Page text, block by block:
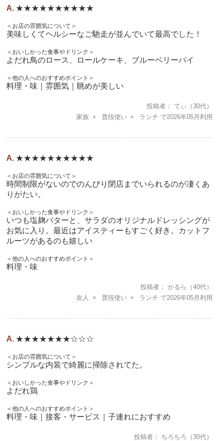
★★★★★★★★★★
＜お店の雰囲気について＞
美味しくてヘルシーなご馳走が並んでいて最高でした！
＜おいしかった食事やドリンク＞
よだれ鳥のロース、ロールケーキ、ブルーベリーパイ
＜他の人へのおすすめポイント＞
料理・味｜雰囲気｜眺めが美しい
投稿者 てぃ （30代）
家族
普段使い ランチ 2026年05月
★★★★★★★★★★
＜お店の雰囲気について＞
時間制限がないのでのんびり閉店までいられるのが凄くあ
りがたい。
＜おいしかった食事やドリンク＞
いつも塩麹バターと、サラダのオリジナルドレッシングが
お気に入り。最近はアイスティーもすごく好き。カットフ
ルーツがあるのも嬉しい
＜他の人へのおすすめポイント＞
料理・味
投稿者 かるら
（40代）
友人
普段使い ランチ 2026年05月
★★★★★★★☆☆☆
＜お店の雰囲気について＞
シンプルな内装で綺麗に掃除されてた。
＜おいしかった食事やドリンク＞
よだれ鶏
＜他の人へのおすすめポイント＞
料理・味｜接客・サービス｜子連れにおすすめ
投稿者 ちろちろ
（30代）